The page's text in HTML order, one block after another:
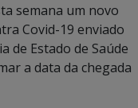
semana um novo
Covid-19 enviado
de Estado de Saúde
a data da chegada